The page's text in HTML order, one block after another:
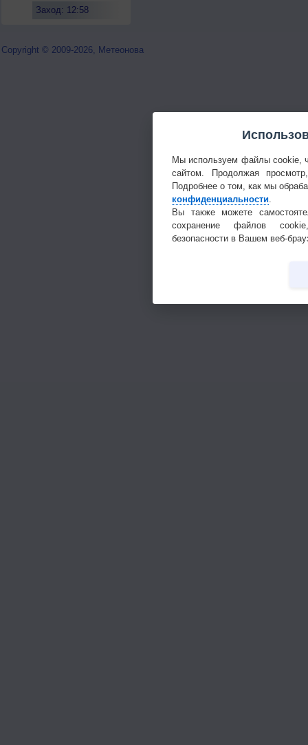
Заход: 12:58
Copyright © 2009-2026, Метеонова
Мы используем файлы cookie,
сайтом. Продолжая
Подробнее о том, как мы
конфиденциальности
Вы также можете
сохранение файлов
безопасности в Вашем веб-